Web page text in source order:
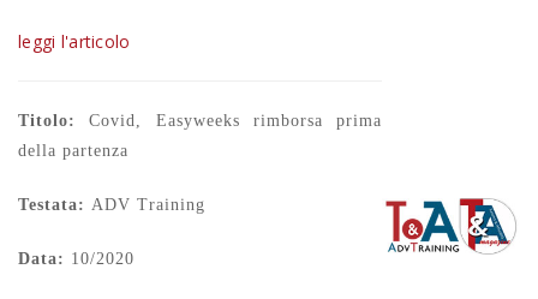
leggi l'articolo
Titolo:
Covid, Easyweeks rimborsa prima
della partenza
Testata: ADV Training
Data: 10/2020